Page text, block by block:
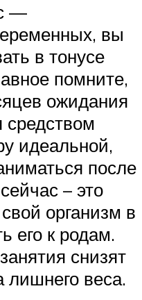
—
вы
в тонусе
помните,
ожидания
средством
идеальной,
после
– это
организм в
его к родам.
снизят
лишнего веса.